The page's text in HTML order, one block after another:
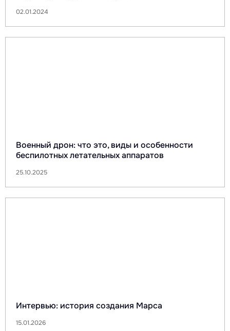
02.01.2024
Военный дрон: что это, виды и особенности
беспилотных летательных аппаратов
25.10.2025
Интервью: история создания Марса
15.01.2026